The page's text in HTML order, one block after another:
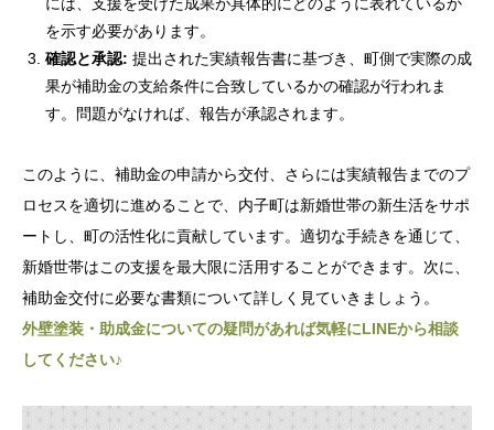
には、支援を受けた成果が具体的にどのように表れているか
を示す必要があります。
確認と承認: 提出された実績報告書に基づき、町側で実際の成
果が補助金の支給条件に合致しているかの確認が行われま
す。問題がなければ、報告が承認されます。
このように、補助金の申請から交付、さらには実績報告までのプ
ロセスを適切に進めることで、内子町は新婚世帯の新生活をサポ
ートし、町の活性化に貢献しています。適切な手続きを通じて、
新婚世帯はこの支援を最大限に活用することができます。次に、
補助金交付に必要な書類について詳しく見ていきましょう。
外壁塗装・助成金についての疑問があれば気軽にLINEから相談
してください♪